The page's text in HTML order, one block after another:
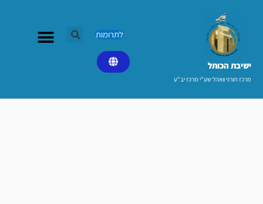
ישיבת הכותל​
מרכז תורני וואהל שע"י מרכז יב"ע
לתרומות